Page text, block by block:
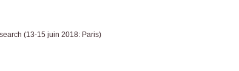
(13-15 juin 2018: Paris)